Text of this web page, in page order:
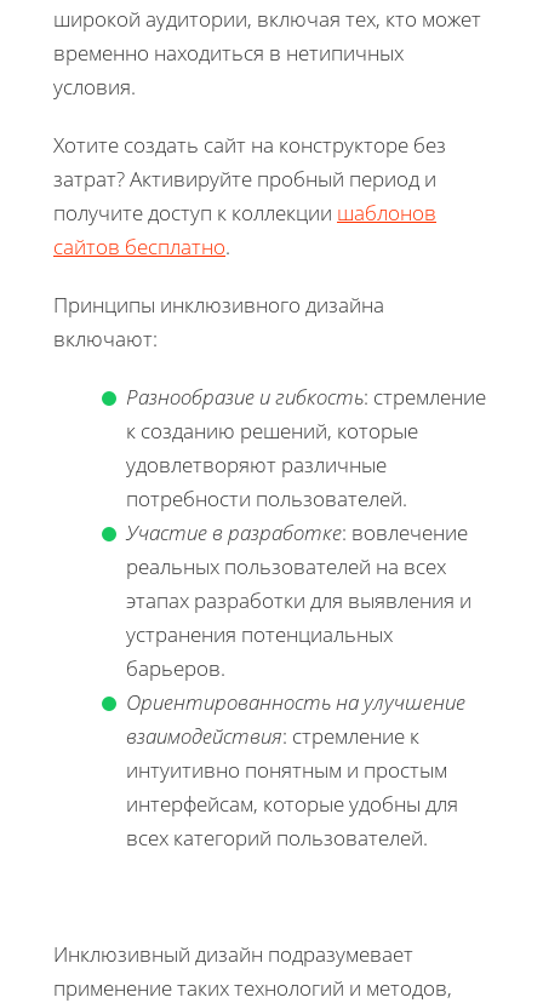
широкой аудитории, включая тех, кто может
временно находиться в нетипичных
условия.
Хотите создать сайт на конструкторе без
затрат? Активируйте пробный период и
получите доступ к коллекции шаблонов
сайтов бесплатно.
Принципы инклюзивного дизайна
включают:
Разнообразие и гибкость: стремление
к созданию решений, которые
удовлетворяют различные
потребности пользователей.
Участие в разработке: вовлечение
реальных пользователей на всех
этапах разработки для выявления и
устранения потенциальных
барьеров.
Ориентированность на улучшение
взаимодействия: стремление к
интуитивно понятным и простым
интерфейсам, которые удобны для
всех категорий пользователей.
Инклюзивный дизайн подразумевает
применение таких технологий и методов,